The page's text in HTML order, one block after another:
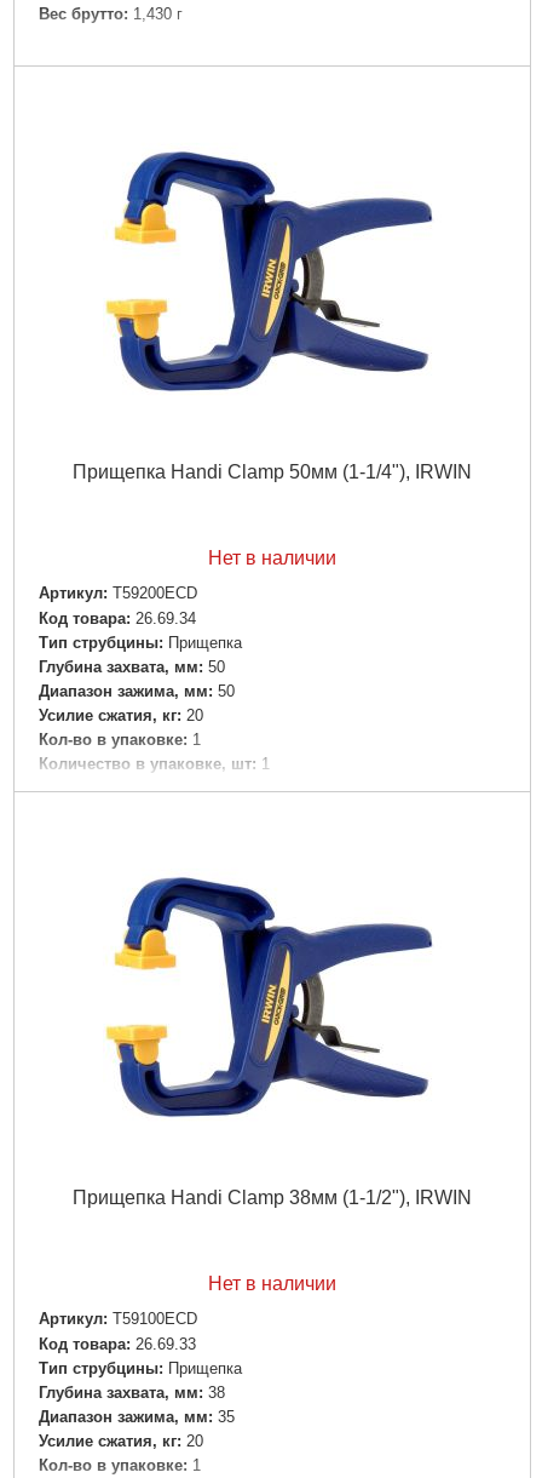
Вес брутто: 1,430 г
Подробнее...
Прищепка Handi Clamp 50мм (1-1/4"), IRWIN
Нет в наличии
Артикул: T59200ECD
Код товара: 26.69.34
Тип струбцины: Прищепка
Глубина захвата, мм: 50
Диапазон зажима, мм: 50
Усилие сжатия, кг: 20
Кол-во в упаковке: 1
Количество в упаковке, шт: 1
Габариты упаковки: 190x105x25 мм
Прищепка Handi Clamp 38мм (1-1/2"), IRWIN
Нет в наличии
Артикул: T59100ECD
Код товара: 26.69.33
Тип струбцины: Прищепка
Глубина захвата, мм: 38
Диапазон зажима, мм: 35
Усилие сжатия, кг: 20
Кол-во в упаковке: 1